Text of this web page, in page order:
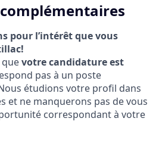
pour l’intérêt que vous
votre candidature est
pas à un poste
étudions votre profil dans
et ne manquerons pas de vous
correspondant à votre